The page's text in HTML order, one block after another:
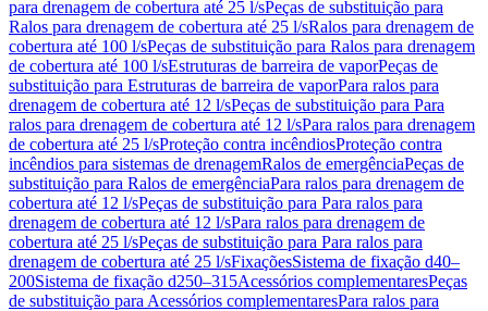
para drenagem de cobertura até 25 l/sPeças de substituição para
Ralos para drenagem de cobertura até 25 l/sRalos para drenagem de
cobertura até 100 l/sPeças de substituição para Ralos para drenagem
de cobertura até 100 l/sEstruturas de barreira de vaporPeças de
substituição para Estruturas de barreira de vaporPara ralos para
drenagem de cobertura até 12 l/sPeças de substituição para Para
ralos para drenagem de cobertura até 12 l/sPara ralos para drenagem
de cobertura até 25 l/sProteção contra incêndiosProteção contra
incêndios para sistemas de drenagemRalos de emergênciaPeças de
substituição para Ralos de emergênciaPara ralos para drenagem de
cobertura até 12 l/sPeças de substituição para Para ralos para
drenagem de cobertura até 12 l/sPara ralos para drenagem de
cobertura até 25 l/sPeças de substituição para Para ralos para
drenagem de cobertura até 25 l/sFixaçõesSistema de fixação d40–
200Sistema de fixação d250–315Acessórios complementaresPeças
de substituição para Acessórios complementaresPara ralos para